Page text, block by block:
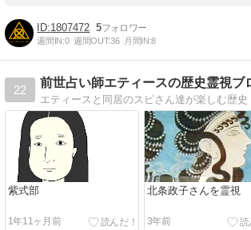
1807472 5
週間IN:0 週間OUT:36 月間IN:8
22
前世占い師エティースの歴史霊視ブ
紫式部
1年11ヶ月前
北条政子さんを霊視
3年前